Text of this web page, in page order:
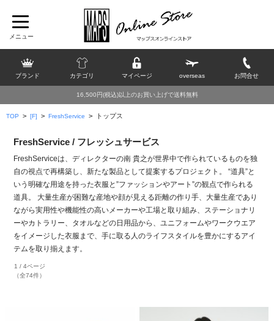
ブランド カテゴリ マイページ overseas お問合せ
16,500円(税込)以上のお買い上げで送料無料
TOP > [F] > FreshService > トップス
FreshService / フレッシュサービス
FreshServiceは、ディレクターの南 貴之が世界中で作られているものを独
自の視点で再構築し、新たな製品として提案するプロジェクト。 “道具”と
いう明確な用途を持った衣服と”ファッションやアート”の観点で作られる
道具。 大量生産が困難な産地や顔が見える距離の作り手、大量生産であり
ながら実用性や機能性の高いメーカーや工場と取り組み、ステーショナリ
ーやカトラリー、タオルなどの日用品から、ユニフォームやワークウエア
をイメージした衣服まで、手に取る人のライフスタイルを豊かにするアイ
テムを取り揃えます。
1 / 4ページ
（全74件）